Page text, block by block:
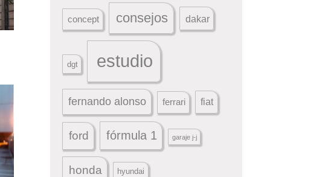
concept consejos dakar
dgt estudio
fernando alonso ferrari fiat
ford fórmula 1 garaje j-j
honda hyundai